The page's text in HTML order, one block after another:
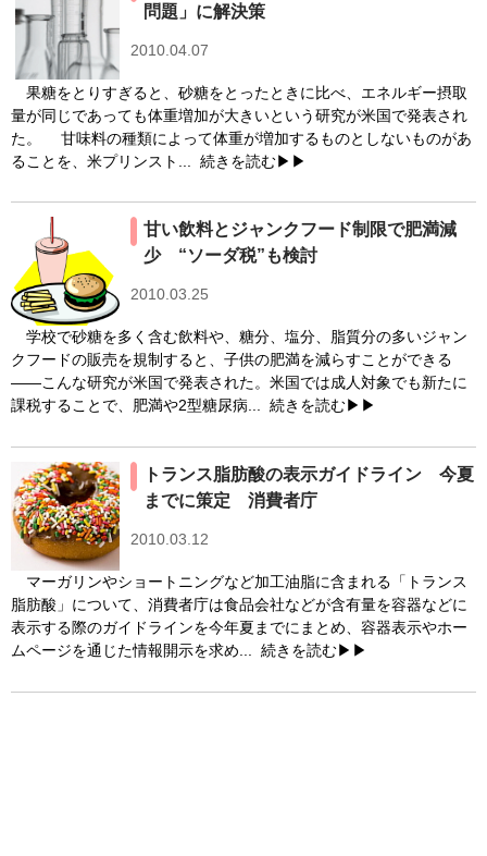
問題」に解決策
2010.04.07
果糖をとりすぎると、砂糖をとったときに比べ、エネルギー摂取
量が同じであっても体重増加が大きいという研究が米国で発表され
た。 甘味料の種類によって体重が増加するものとしないものがあ
ることを、米プリンスト... 続きを読む▶▶
甘い飲料とジャンクフード制限で肥満減
少 “ソーダ税”も検討
2010.03.25
学校で砂糖を多く含む飲料や、糖分、塩分、脂質分の多いジャン
クフードの販売を規制すると、子供の肥満を減らすことができる
――こんな研究が米国で発表された。米国では成人対象でも新たに
課税することで、肥満や2型糖尿病... 続きを読む▶▶
トランス脂肪酸の表示ガイドライン 今夏
までに策定 消費者庁
2010.03.12
マーガリンやショートニングなど加工油脂に含まれる「トランス
脂肪酸」について、消費者庁は食品会社などが含有量を容器などに
表示する際のガイドラインを今年夏までにまとめ、容器表示やホー
ムページを通じた情報開示を求め... 続きを読む▶▶